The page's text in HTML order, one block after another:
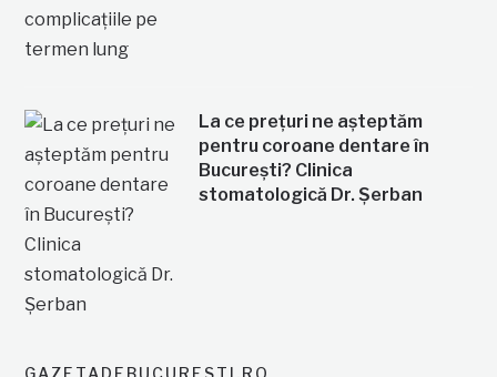
La ce prețuri ne așteptăm
pentru coroane dentare în
București? Clinica
stomatologică Dr. Șerban
GAZETADEBUCURESTI.RO